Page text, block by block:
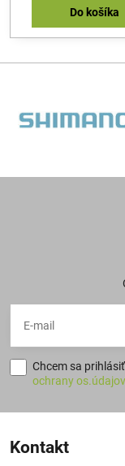
Do košíka
Chcem sa
ochrany
Kontakt